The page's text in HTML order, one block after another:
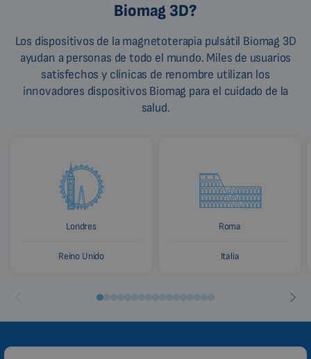
Biomag 3D?
Los dispositivos de la magnetoterapia pulsátil Biomag 3D
ayudan a personas de todo el mundo. Miles de usuarios
satisfechos y clínicas de renombre utilizan los
innovadores dispositivos Biomag para el cuidado de la
salud.
Londres
Reino Unido
Roma
Italia